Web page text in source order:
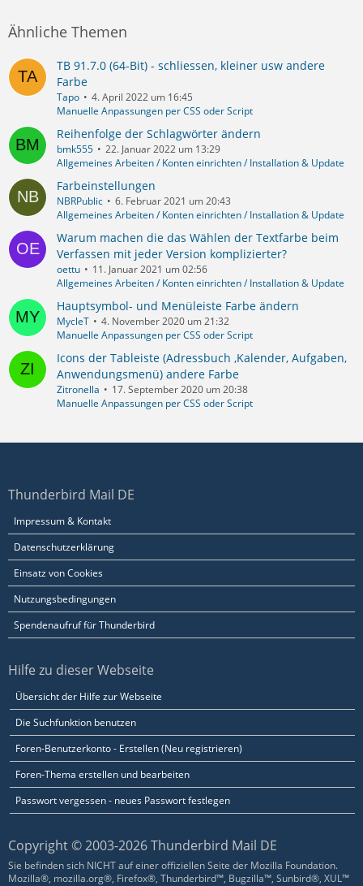
Ähnliche Themen
TB 91.7.0 (64-Bit) - schliessen, kleiner usw andere
Farbe
Tapo
4. April 2022 um 16:45
Manuelle Anpassungen per CSS oder Script
Reihenfolge der Schlagwörter ändern
bmk555
22. Januar 2022 um 13:29
Allgemeines Arbeiten / Konten einrichten / Installation & Update
Farbeinstellungen
NBRPublic
6. Februar 2021 um 20:43
Allgemeines Arbeiten / Konten einrichten / Installation & Update
Warum machen die das Wählen der Textfarbe beim
Verfassen mit jeder Version komplizierter?
oettu
11. Januar 2021 um 02:56
Allgemeines Arbeiten / Konten einrichten / Installation & Update
Hauptsymbol- und Menüleiste Farbe ändern
MycleT
4. November 2020 um 21:32
Manuelle Anpassungen per CSS oder Script
Icons der Tableiste (Adressbuch ,Kalender, Aufgaben,
Anwendungsmenü) andere Farbe
Zitronella
17. September 2020 um 20:38
Manuelle Anpassungen per CSS oder Script
Thunderbird Mail DE
Impressum & Kontakt
Datenschutzerklärung
Einsatz von Cookies
Nutzungsbedingungen
Spendenaufruf für Thunderbird
Hilfe zu dieser Webseite
Übersicht der Hilfe zur Webseite
Die Suchfunktion benutzen
Foren-Benutzerkonto - Erstellen (Neu registrieren)
Foren-Thema erstellen und bearbeiten
Passwort vergessen - neues Passwort festlegen
Copyright © 2003-2026 Thunderbird Mail DE
Sie befinden sich NICHT auf einer offiziellen Seite der Mozilla Foundation.
Mozilla®, mozilla.org®, Firefox®, Thunderbird™, Bugzilla™, Sunbird®, XUL™